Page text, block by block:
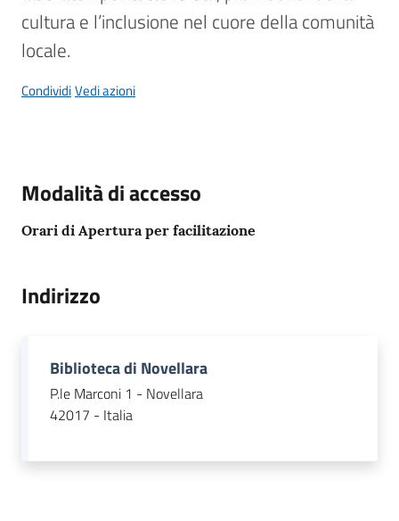
Vivere
l'Unione
Menu selezionato
argomenti...
su
cultura e l’inclusione nel cuore della comunità
locale.
CondividiVedi azioni
Modalità di accesso
Orari di Apertura per facilitazione
Indirizzo
Biblioteca di Novellara
P.le Marconi 1 - Novellara
42017 - Italia